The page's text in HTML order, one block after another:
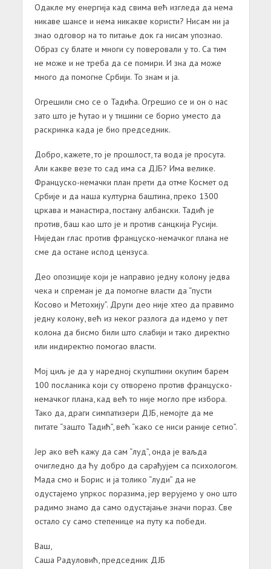
Одакле му енергија кад свима већ изгледа да нема
никаве шансе и нема никакве користи? Нисам ни ја
знао одговор на то питање док га нисам упознао.
Образ су блате и многи су поверовали у то. Са тим
не може и не треба да се помири. И зна да може
много да помогне Србији. То знам и ја.
Огрешили смо се о Тадића. Огрешио се и он о нас
зато што је ћутао и у тишини се борио уместо да
раскринка када је био председник.
Добро, кажете, то је прошлост, та вода је просута.
Али какве везе то сад има са ДЈБ? Има велике.
Француско-немачки план прети да отме Космет од
Србије и да наша културна баштина, преко 1300
цркава и манастира, постану албански. Тадић је
против, баш као што је и против санцкија Русији.
Ниједан глас против француско-немачког плана не
сме да остане испод цензуса.
Део опозиције који је направио једну колону једва
чека и спреман је да помогне власти да “пусти
Косово и Метохију”. Други део није хтео да правимо
једну колону, већ из неког разлога да идемо у пет
колона да бисмо били што слабији и тако директно
или индиректно помогао власти.
Мој циљ је да у наредној скупштини окупим барем
100 посланика који су отворено против француско-
немачког плана, кад већ то није могло пре избора.
Тако да, драги симпатизери ДЈБ, немојте да ме
питате “зашто Тадић”, већ “како се ниси раније сетио”.
Јер ако већ кажу да сам “луд”, онда је ваљда
очигледно да ћу добро да сарађујем са психологом.
Мада смо и Борис и ја толико “луди” да не
одустајемо упркос поразима, јер верујемо у оно што
радимо знамо да само одустајање значи пораз. Све
остало су само степенице на путу ка победи.
Ваш,
Саша Радуловић, председник ДЈБ